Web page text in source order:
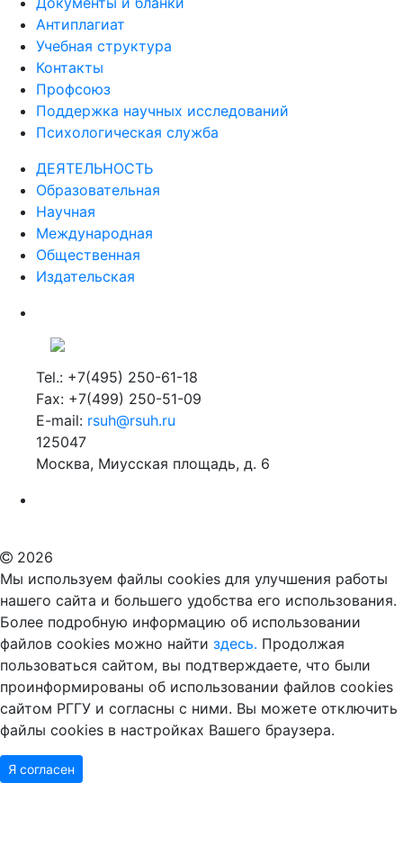
Антиплагиат
Учебная структура
Контакты
Профсоюз
Поддержка научных исследований
Психологическая служба
ДЕЯТЕЛЬНОСТЬ
Образовательная
Научная
Международная
Общественная
Издательская
Tel.: +7(495) 250-61-18
Fax: +7(499) 250-51-09
E-mail: rsuh@rsuh.ru
125047
Москва, Миусская площадь, д. 6
2026
Мы используем файлы cookies для улучшения работы
нашего сайта и большего удобства его использования.
Более подробную информацию об использовании
файлов cookies можно найти здесь. Продолжая
пользоваться сайтом, вы подтверждаете, что были
проинформированы об использовании файлов cookies
сайтом РГГУ и согласны с ними. Вы можете отключить
файлы cookies в настройках Вашего браузера.
Я согласен